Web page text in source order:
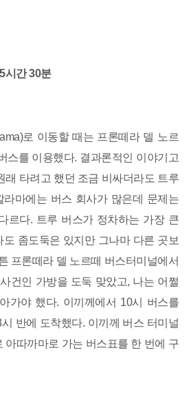
시간 30분
로 이동할 때는 프론떼라 델 노르
스를 이용했다. 결과론적인 이야기고
래 타려고 했던 조금 비싸더라도 트루
마에는 버스 회사가 많은데 문제는
르다. 트루 버스가 정차하는 가장 큰
좀도둑은 있지만 그나마 다른 곳보
프론떼라 델 노르떼 버스터미널에서
건인 가방을 도둑 맞았고, 나는 어쩔
가야 했다. 이끼께에서 10시 버스를
반에 도착했다. 이끼께 버스 터미널
아따까마로 가는 버스표를 한 번에 구